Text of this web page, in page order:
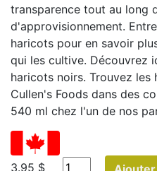
transparence tout au long
d'approvisionnement.
haricots pour en savoir
qui les cultive. Découvrez
haricots noirs. Trouvez
Cullen's Foods dans des
540 ml chez l'un de nos
3.95 $